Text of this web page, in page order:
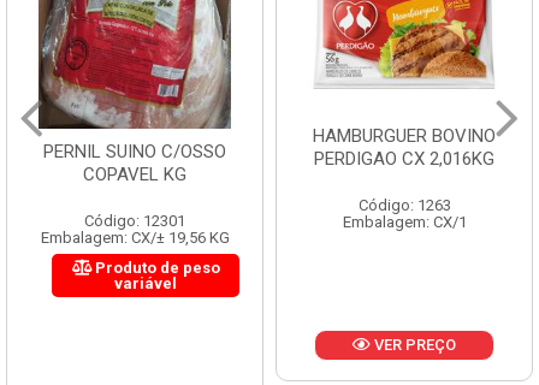
PERNIL SUINO C/OSSO
COPAVEL KG
Código: 12301
Embalagem: CX/± 19,56 KG
Produto de peso
variável
HAMBURGUER BOVINO
PERDIGAO CX 2,016KG
Código: 1263
Embalagem: CX/1
VER PREÇO